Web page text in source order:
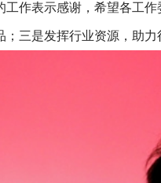
作表示感谢，希望各工
三是发挥行业资源，助